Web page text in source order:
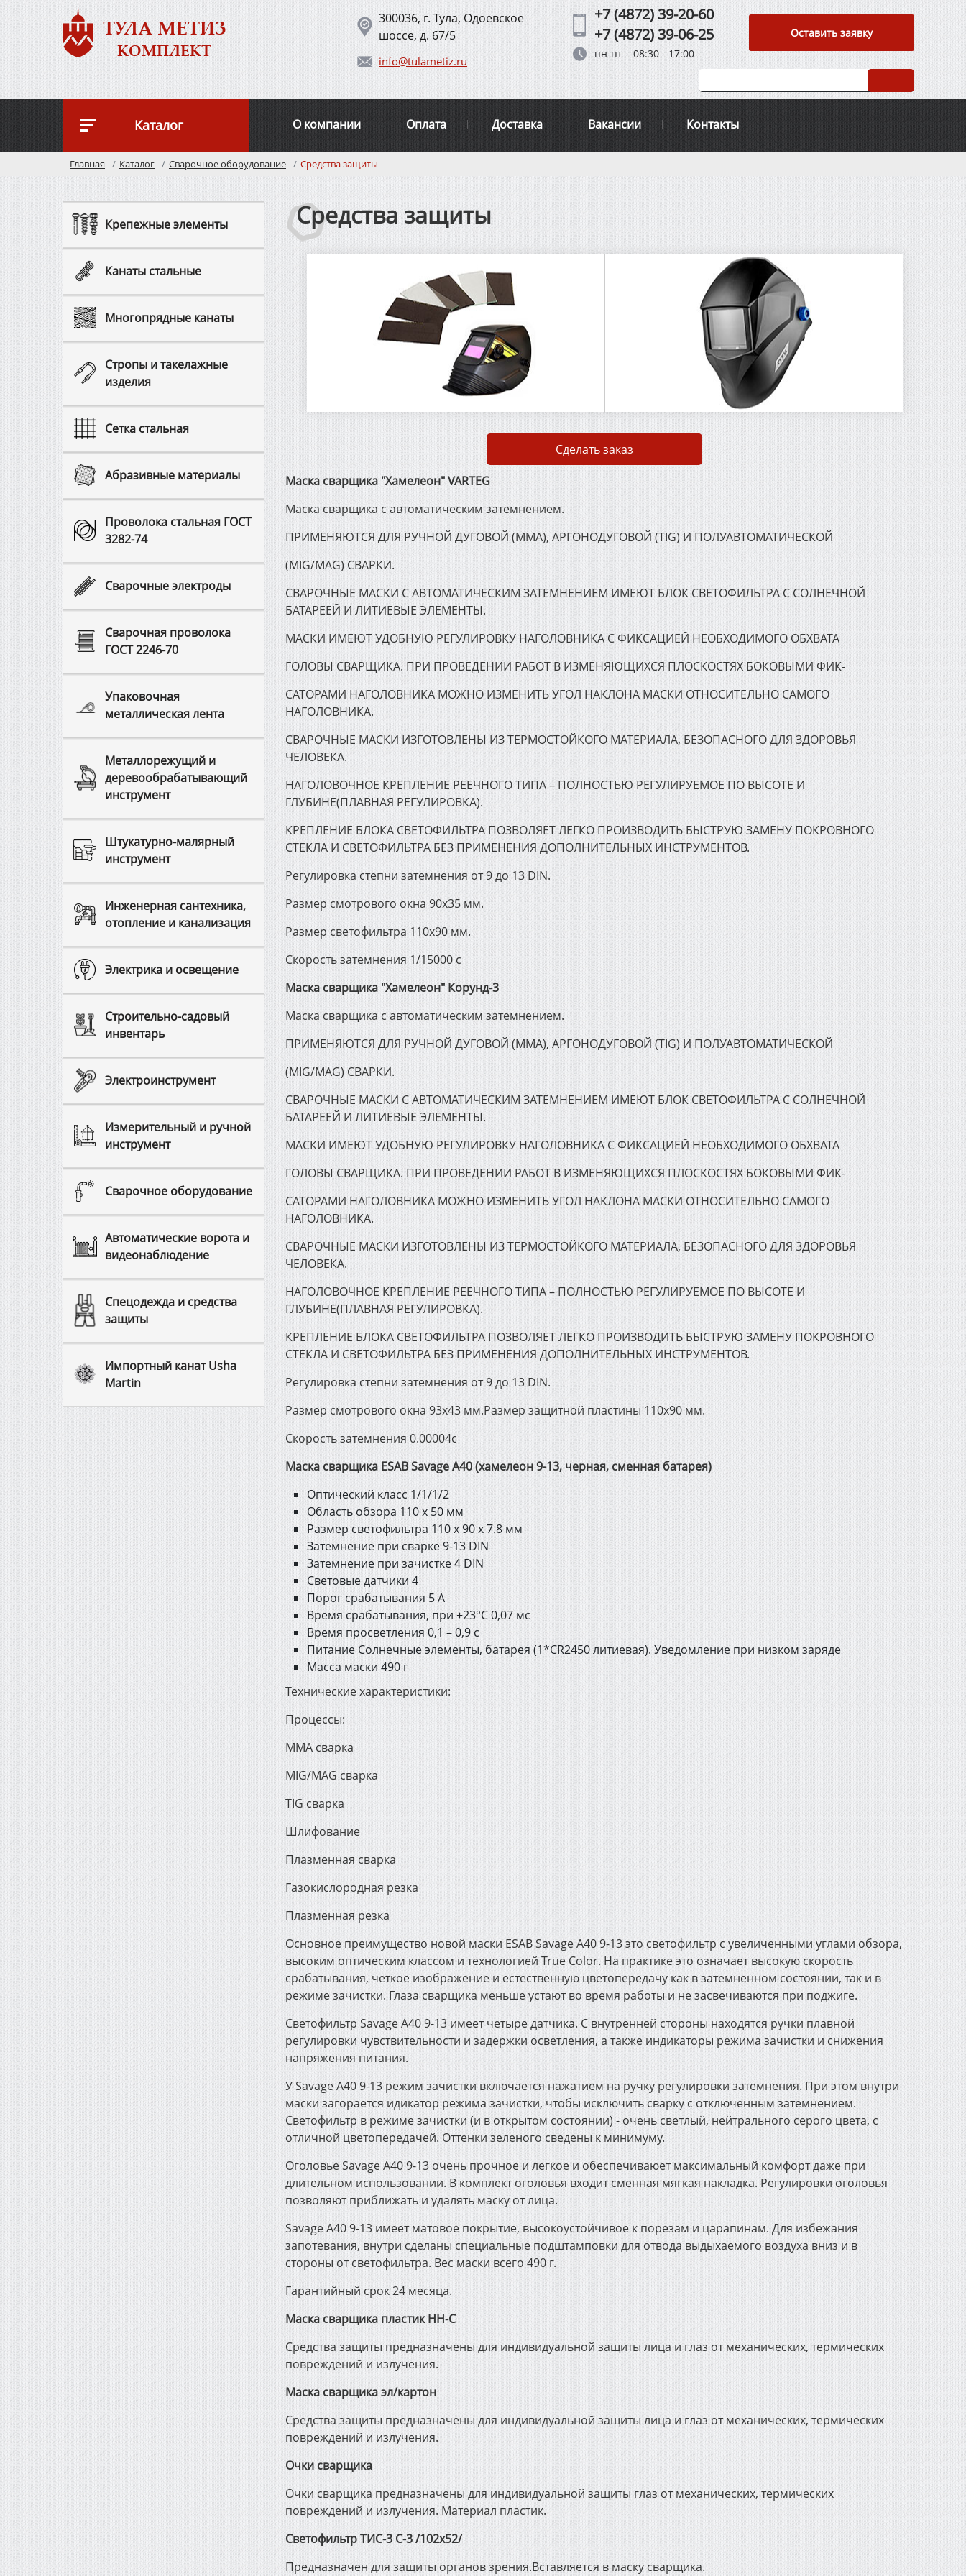
ТУЛА МЕТИЗ
КОМПЛЕКТ
300036, г. Тула, Одоевское
шоссе, д. 67/5
info@tulametiz.ru
+7 (4872) 39-20-60
+7 (4872) 39-06-25
пн-пт – 08:30 - 17:00
Оставить заявку
Каталог О компании Оплата Доставка Вакансии Контакты
Главная Каталог Сварочное оборудование Средства защиты
Крепежные элементы
Канаты стальные
Многопрядные канаты
Cтропы и такелажные
изделия
Сетка стальная
Абразивные материалы
Проволока стальная ГОСТ
3282-74
Сварочные электроды
Сварочная проволока
ГОСТ 2246-70
Упаковочная
металлическая лента
Металлорежущий и
деревообрабатывающий
инструмент
Штукатурно-малярный
инструмент
Инженерная сантехника,
отопление и канализация
Электрика и освещение
Строительно-садовый
инвентарь
Электроинструмент
Измерительный и ручной
инструмент
Сварочное оборудование
Автоматические ворота и
видеонаблюдение
Спецодежда и средства
защиты
Импортный канат Usha
Martin
Средства защиты
Сделать заказ
Маска сварщика "Хамелеон" VARTEG
Маска сварщика с автоматическим затемнением.
ПРИМЕНЯЮТСЯ ДЛЯ РУЧНОЙ ДУГОВОЙ (ММА), АРГОНОДУГОВОЙ (TIG) И ПОЛУАВТОМАТИЧЕСКОЙ
(МIG/МАG) СВАРКИ.
СВАРОЧНЫЕ МАСКИ С АВТОМАТИЧЕСКИМ ЗАТЕМНЕНИЕМ ИМЕЮТ БЛОК СВЕТОФИЛЬТРА С СОЛНЕЧНОЙ
БАТАРЕЕЙ И ЛИТИЕВЫЕ ЭЛЕМЕНТЫ.
МАСКИ ИМЕЮТ УДОБНУЮ РЕГУЛИРОВКУ НАГОЛОВНИКА С ФИКСАЦИЕЙ НЕОБХОДИМОГО ОБХВАТА
ГОЛОВЫ СВАРЩИКА. ПРИ ПРОВЕДЕНИИ РАБОТ В ИЗМЕНЯЮЩИХСЯ ПЛОСКОСТЯХ БОКОВЫМИ ФИК-
САТОРАМИ НАГОЛОВНИКА МОЖНО ИЗМЕНИТЬ УГОЛ НАКЛОНА МАСКИ ОТНОСИТЕЛЬНО САМОГО
НАГОЛОВНИКА.
СВАРОЧНЫЕ МАСКИ ИЗГОТОВЛЕНЫ ИЗ ТЕРМОСТОЙКОГО МАТЕРИАЛА, БЕЗОПАСНОГО ДЛЯ ЗДОРОВЬЯ
ЧЕЛОВЕКА.
НАГОЛОВОЧНОЕ КРЕПЛЕНИЕ РЕЕЧНОГО ТИПА – ПОЛНОСТЬЮ РЕГУЛИРУЕМОЕ ПО ВЫСОТЕ И
ГЛУБИНЕ(ПЛАВНАЯ РЕГУЛИРОВКА).
КРЕПЛЕНИЕ БЛОКА СВЕТОФИЛЬТРА ПОЗВОЛЯЕТ ЛЕГКО ПРОИЗВОДИТЬ БЫСТРУЮ ЗАМЕНУ ПОКРОВНОГО
СТЕКЛА И СВЕТОФИЛЬТРА БЕЗ ПРИМЕНЕНИЯ ДОПОЛНИТЕЛЬНЫХ ИНСТРУМЕНТОВ.
Регулировка степни затемнения от 9 до 13 DIN.
Размер смотрового окна 90х35 мм.
Размер светофильтра 110х90 мм.
Скорость затемнения 1/15000 с
Маска сварщика "Хамелеон" Корунд-3
Маска сварщика с автоматическим затемнением.
ПРИМЕНЯЮТСЯ ДЛЯ РУЧНОЙ ДУГОВОЙ (ММА), АРГОНОДУГОВОЙ (TIG) И ПОЛУАВТОМАТИЧЕСКОЙ
(МIG/МАG) СВАРКИ.
СВАРОЧНЫЕ МАСКИ С АВТОМАТИЧЕСКИМ ЗАТЕМНЕНИЕМ ИМЕЮТ БЛОК СВЕТОФИЛЬТРА С СОЛНЕЧНОЙ
БАТАРЕЕЙ И ЛИТИЕВЫЕ ЭЛЕМЕНТЫ.
МАСКИ ИМЕЮТ УДОБНУЮ РЕГУЛИРОВКУ НАГОЛОВНИКА С ФИКСАЦИЕЙ НЕОБХОДИМОГО ОБХВАТА
ГОЛОВЫ СВАРЩИКА. ПРИ ПРОВЕДЕНИИ РАБОТ В ИЗМЕНЯЮЩИХСЯ ПЛОСКОСТЯХ БОКОВЫМИ ФИК-
САТОРАМИ НАГОЛОВНИКА МОЖНО ИЗМЕНИТЬ УГОЛ НАКЛОНА МАСКИ ОТНОСИТЕЛЬНО САМОГО
НАГОЛОВНИКА.
СВАРОЧНЫЕ МАСКИ ИЗГОТОВЛЕНЫ ИЗ ТЕРМОСТОЙКОГО МАТЕРИАЛА, БЕЗОПАСНОГО ДЛЯ ЗДОРОВЬЯ
ЧЕЛОВЕКА.
НАГОЛОВОЧНОЕ КРЕПЛЕНИЕ РЕЕЧНОГО ТИПА – ПОЛНОСТЬЮ РЕГУЛИРУЕМОЕ ПО ВЫСОТЕ И
ГЛУБИНЕ(ПЛАВНАЯ РЕГУЛИРОВКА).
КРЕПЛЕНИЕ БЛОКА СВЕТОФИЛЬТРА ПОЗВОЛЯЕТ ЛЕГКО ПРОИЗВОДИТЬ БЫСТРУЮ ЗАМЕНУ ПОКРОВНОГО
СТЕКЛА И СВЕТОФИЛЬТРА БЕЗ ПРИМЕНЕНИЯ ДОПОЛНИТЕЛЬНЫХ ИНСТРУМЕНТОВ.
Регулировка степни затемнения от 9 до 13 DIN.
Размер смотрового окна 93х43 мм.Размер защитной пластины 110х90 мм.
Скорость затемнения 0.00004с
Маска сварщика ESAB Savage A40 (хамелеон 9-13, черная, сменная батарея)
Оптический класс 1/1/1/2
Область обзора 110 x 50 мм
Размер светофильтра 110 x 90 x 7.8 мм
Затемнение при сварке 9-13 DIN
Затемнение при зачистке 4 DIN
Световые датчики 4
Порог срабатывания 5 А
Время срабатывания, при +23°C 0,07 мс
Время просветления 0,1 – 0,9 с
Питание Солнечные элементы, батарея (1*CR2450 литиевая). Уведомление при низком заряде
Масса маски 490 г
Технические характеристики:
Процессы:
MMA сварка
MIG/MAG сварка
TIG сварка
Шлифование
Плазменная сварка
Газокислородная резка
Плазменная резка
Основное преимущество новой маски ESAB Savage A40 9-13 это светофильтр c увеличенными углами обзора,
высоким оптическим классом и технологией True Color. На практике это означает высокую скорость
срабатывания, четкое изображение и естественную цветопередачу как в затемненном состоянии, так и в
режиме зачистки. Глаза сварщика меньше устают во время работы и не засвечиваются при поджиге.
Светофильтр Savage A40 9-13 имеет четыре датчика. С внутренней стороны находятся ручки плавной
регулировки чувствительности и задержки осветления, а также индикаторы режима зачистки и снижения
напряжения питания.
У Savage A40 9-13 режим зачистки включается нажатием на ручку регулировки затемнения. При этом внутри
маски загорается идикатор режима зачистки, чтобы исключить сварку с отключенным затемнением.
Светофильтр в режиме зачистки (и в открытом состоянии) - очень светлый, нейтрального серого цвета, с
отличной цветопередачей. Оттенки зеленого сведены к минимуму.
Оголовье Savage A40 9-13 очень прочное и легкое и обеспечиваюет максимальный комфорт даже при
длительном использовании. В комплект оголовья входит сменная мягкая накладка. Регулировки оголовья
позволяют приближать и удалять маску от лица.
Savage A40 9-13 имеет матовое покрытие, высокоустойчивое к порезам и царапинам. Для избежания
запотевания, внутри сделаны специальные подштамповки для отвода выдыхаемого воздуха вниз и в
стороны от светофильтра. Вес маски всего 490 г.
Гарантийный срок 24 месяца.
Маска сварщика пластик НН-С
Средства защиты предназначены для индивидуальной защиты лица и глаз от механических, термических
повреждений и излучения.
Маска сварщика эл/картон
Средства защиты предназначены для индивидуальной защиты лица и глаз от механических, термических
повреждений и излучения.
Очки сварщика
Очки сварщика предназначены для индивидуальной защиты глаз от механических, термических
повреждений и излучения. Материал пластик.
Светофильтр ТИС-3 С-3 /102х52/
Предназначен для защиты органов зрения.Вставляется в маску сварщика.